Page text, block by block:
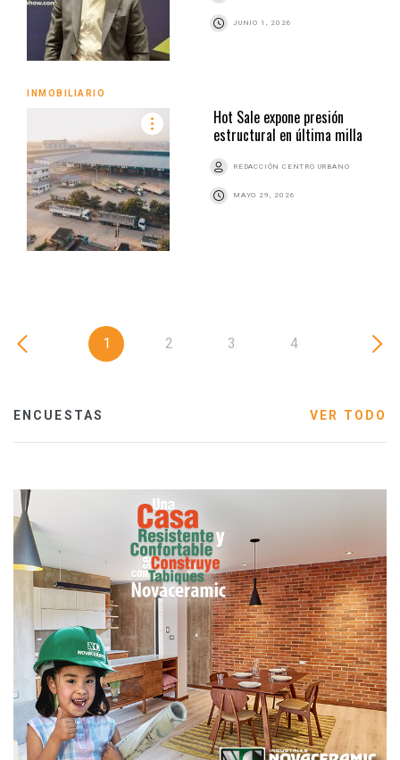
JUNIO 1, 2026
INMOBILIARIO
Hot Sale expone presión
estructural en última milla
REDACCIÓN CENTRO URBANO
MAYO 29, 2026
1 2 3 4
ENCUESTAS VER TODO